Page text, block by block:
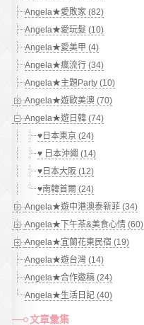
Angela★愛敗家 (82)
Angela★愛玩髮 (10)
Angela★愛美甲 (4)
Angela★瘋流行 (34)
Angela★主題Party (10)
Angela★遊歐美澳 (70)
Angela★遊日韓 (74)
♥日本東京 (24)
♥ 日本沖繩 (14)
♥日本大阪 (12)
♥南韓首爾 (24)
Angela★遊中港澳泰新菲 (34)
Angela★下午茶&美食心情 (60)
Angela★宜蘭花東民宿 (19)
Angela★遊台灣 (14)
Angela★合作邀稿 (24)
Angela★生活日記 (40)
文章彙集